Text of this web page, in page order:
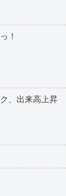
！
、出来高上昇